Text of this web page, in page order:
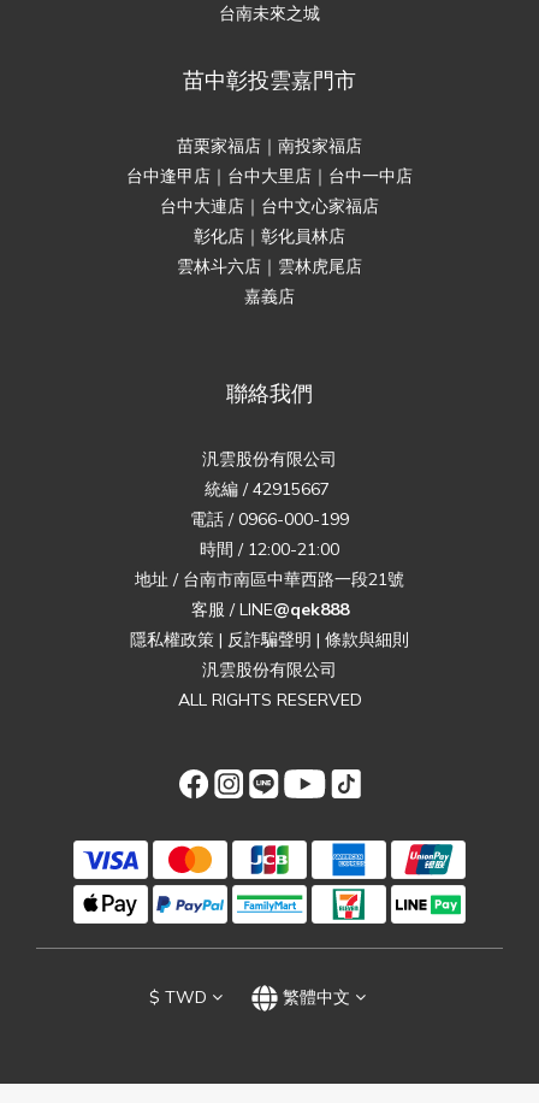
台南未來之城
苗中彰投雲嘉門市
苗栗家福店｜南投家福店
台中逢甲店｜台中大里店｜台中一中店
台中大連店｜台中文心家福店
彰化店｜彰化員林店
雲林斗六店｜雲林虎尾店
嘉義店
聯絡我們
汎雲股份有限公司
統編 / 42915667
電話 / 0966-000-199
時間 / 12:00-21:00
地址 / 台南市南區中華西路一段21號
客服 / LINE@qek888
隱私權政策 | 反詐騙聲明 | 條款與細則
汎雲股份有限公司
ALL RIGHTS RESERVED
$ TWD 繁體中文